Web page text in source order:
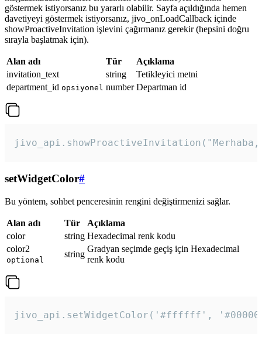
göstermek istiyorsanız bu yararlı olabilir. Sayfa açıldığında hemen
davetiyeyi göstermek istiyorsanız, jivo_onLoadCallback içinde
showProactiveInvitation işlevini çağırmanız gerekir (hepsini doğru
sırayla başlatmak için).
Alan adı Tür
Açıklama
invitation_text
string
Tetikleyici metni
department_id opsiyonel number Departman id
setWidgetColor#
Bu yöntem, sohbet penceresinin rengini değiştirmenizi sağlar.
Alan adı Tür
Açıklama
color
string Hexadecimal renk kodu
color2
optional
string
Gradyan seçimde geçiş için Hexadecimal
renk kodu
jivo_api.setWidgetColor('#ffffff',